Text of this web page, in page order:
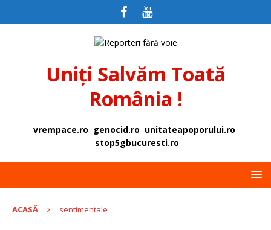
Uniți Salvăm Toată
România !
vrempace.ro genocid.ro unitateapoporului.ro
stop5gbucuresti.ro
ACASĂ sentimentale